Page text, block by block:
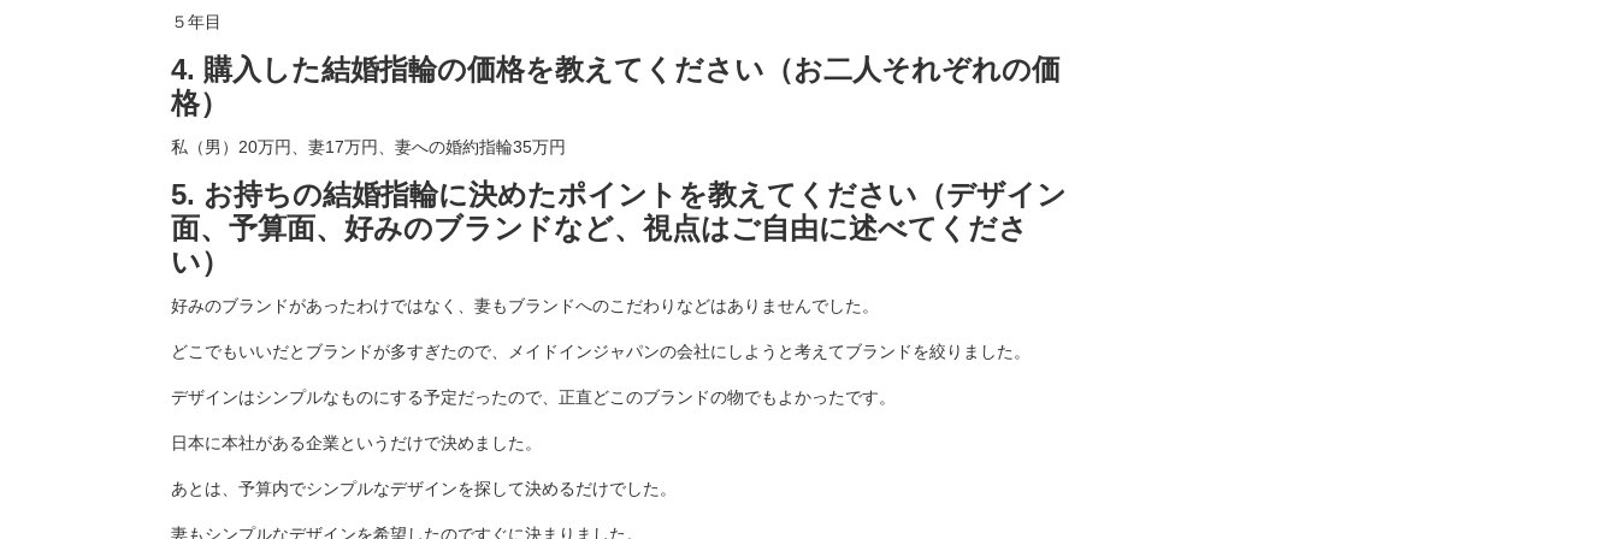
５年目
4. 購入した結婚指輪の価格を教えてください（お二人それぞれの価
格）
私（男）20万円、妻17万円、妻への婚約指輪35万円
5. お持ちの結婚指輪に決めたポイントを教えてください（デザイン
面、予算面、好みのブランドなど、視点はご自由に述べてくださ
い）
好みのブランドがあったわけではなく、妻もブランドへのこだわりなどはありませんでした。
どこでもいいだとブランドが多すぎたので、メイドインジャパンの会社にしようと考えてブランドを絞りました。
デザインはシンプルなものにする予定だったので、正直どこのブランドの物でもよかったです。
日本に本社がある企業というだけで決めました。
あとは、予算内でシンプルなデザインを探して決めるだけでした。
妻もシンプルなデザインを希望したのですぐに決まりました。